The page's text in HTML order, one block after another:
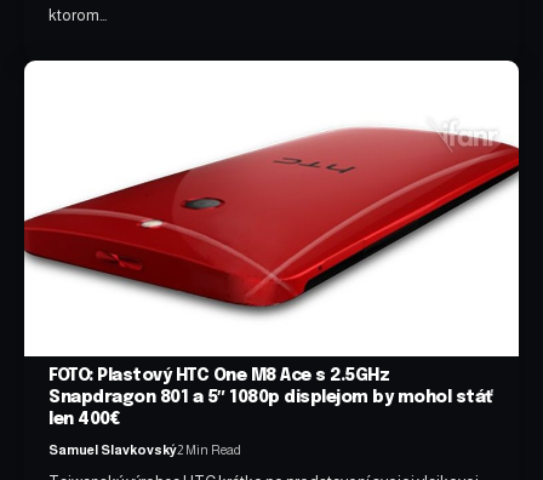
ktorom…
FOTO: Plastový HTC One M8 Ace s 2.5GHz
Snapdragon 801 a 5″ 1080p displejom by mohol stáť
len 400€
Samuel Slavkovský2 Min Read